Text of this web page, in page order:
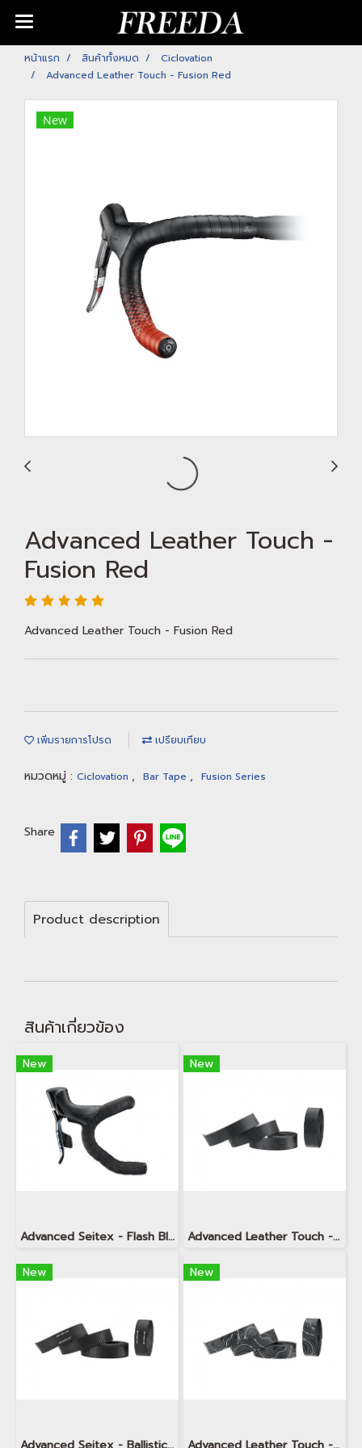
หน้าแรก สินค้าทั้งหมด
Ciclovation
Advanced Leather Touch - Fusion Red
New
Advanced Leather Touch -
Fusion Red
Advanced Leather Touch - Fusion Red
เพิ่มรายการโปรด เปรียบเทียบ
หมวดหมู่ : Ciclovation , Bar Tape , Fusion Series
Share
Product description
สินค้าเกี่ยวข้อง
New
Advanced Seitex - Flash Black
New
Advanced Leather Touch - Minimalism TOPO Jet Black
New New